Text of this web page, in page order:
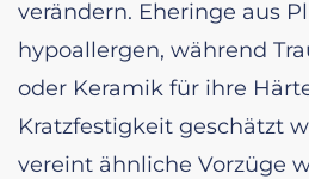
verändern. Eheringe aus
hypoallergen, während
oder Keramik für ihre
Kratzfestigkeit geschätzt
vereint ähnliche Vorzüge